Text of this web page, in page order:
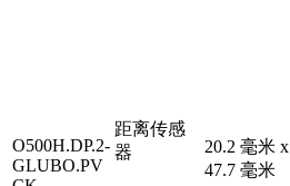
O500H.DP.2-
GLUBO.PV
距离传感
器
20.2 毫米 x
47.7 毫米